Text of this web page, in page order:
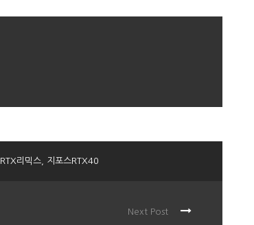
RTX리믹스 지포스RTX40
Next Post